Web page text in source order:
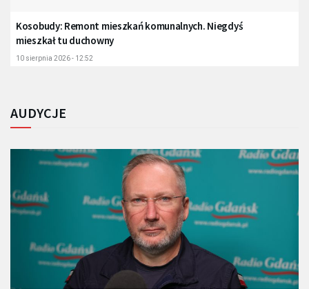
Kosobudy: Remont mieszkań komunalnych. Niegdyś
mieszkał tu duchowny
10 sierpnia 2026 - 12:52
AUDYCJE